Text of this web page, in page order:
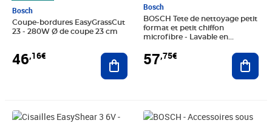
Bosch
Coupe-bordures EasyGrassCut
23 - 280W Ø de coupe 23 cm
46,16€ Ajouter au panier
Bosch
BOSCH Tete de nettoyage petit
format et petit chiffon
microfibre - Lavable en
57,75€
Prix 71,64€ Prix barré 76,99€
Prix 72,40€